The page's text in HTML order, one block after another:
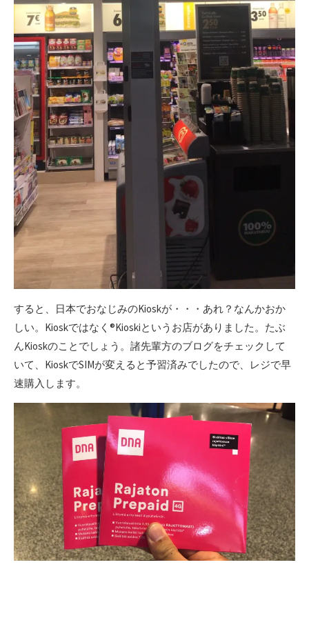
すると、日本でおなじみのKioskが・・・あれ？なんかおか
しい。Kioskではなく®️Kioskiというお店がありました。たぶ
んKioskのことでしょう。諸先輩方のブログをチェックして
いて、KioskでSIMが変えると予習済みでしたので、レジで早
速購入します。